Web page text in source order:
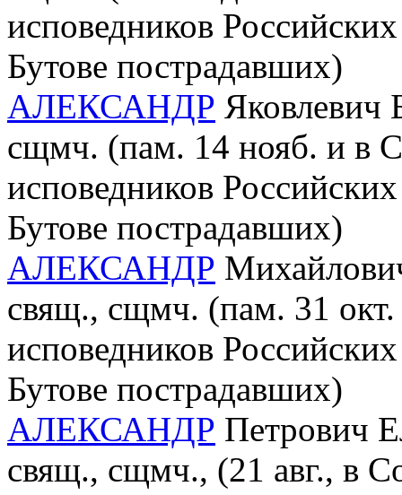
исповедников
Бутове пострадавших)
АЛЕКСАНДР Яковлевич
сщмч. (пам. 14 нояб. и в
исповедников
Бутове пострадавших)
АЛЕКСАНДР
свящ., сщмч. (пам. 31
исповедников
Бутове пострадавших)
АЛЕКСАНДР Петрович
свящ., сщмч., (21 авг., в